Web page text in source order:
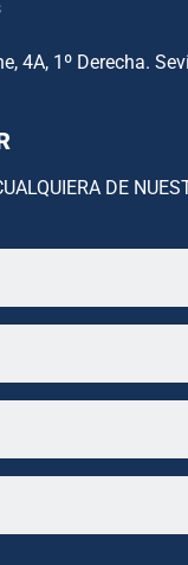
4A, 1º Derecha.
DE